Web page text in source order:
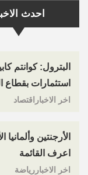
احدث
البترول: كوانتم
استثمارات بقطاع
اخر الاخباراقتصاد
الأرجنتين
اعرف القائمة
اخر الاخباررياضة